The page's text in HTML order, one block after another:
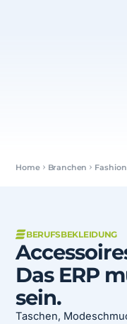
Home Branchen Fashion
BERUFSBEKLEIDUNG
Das ERP
sein.
Taschen,